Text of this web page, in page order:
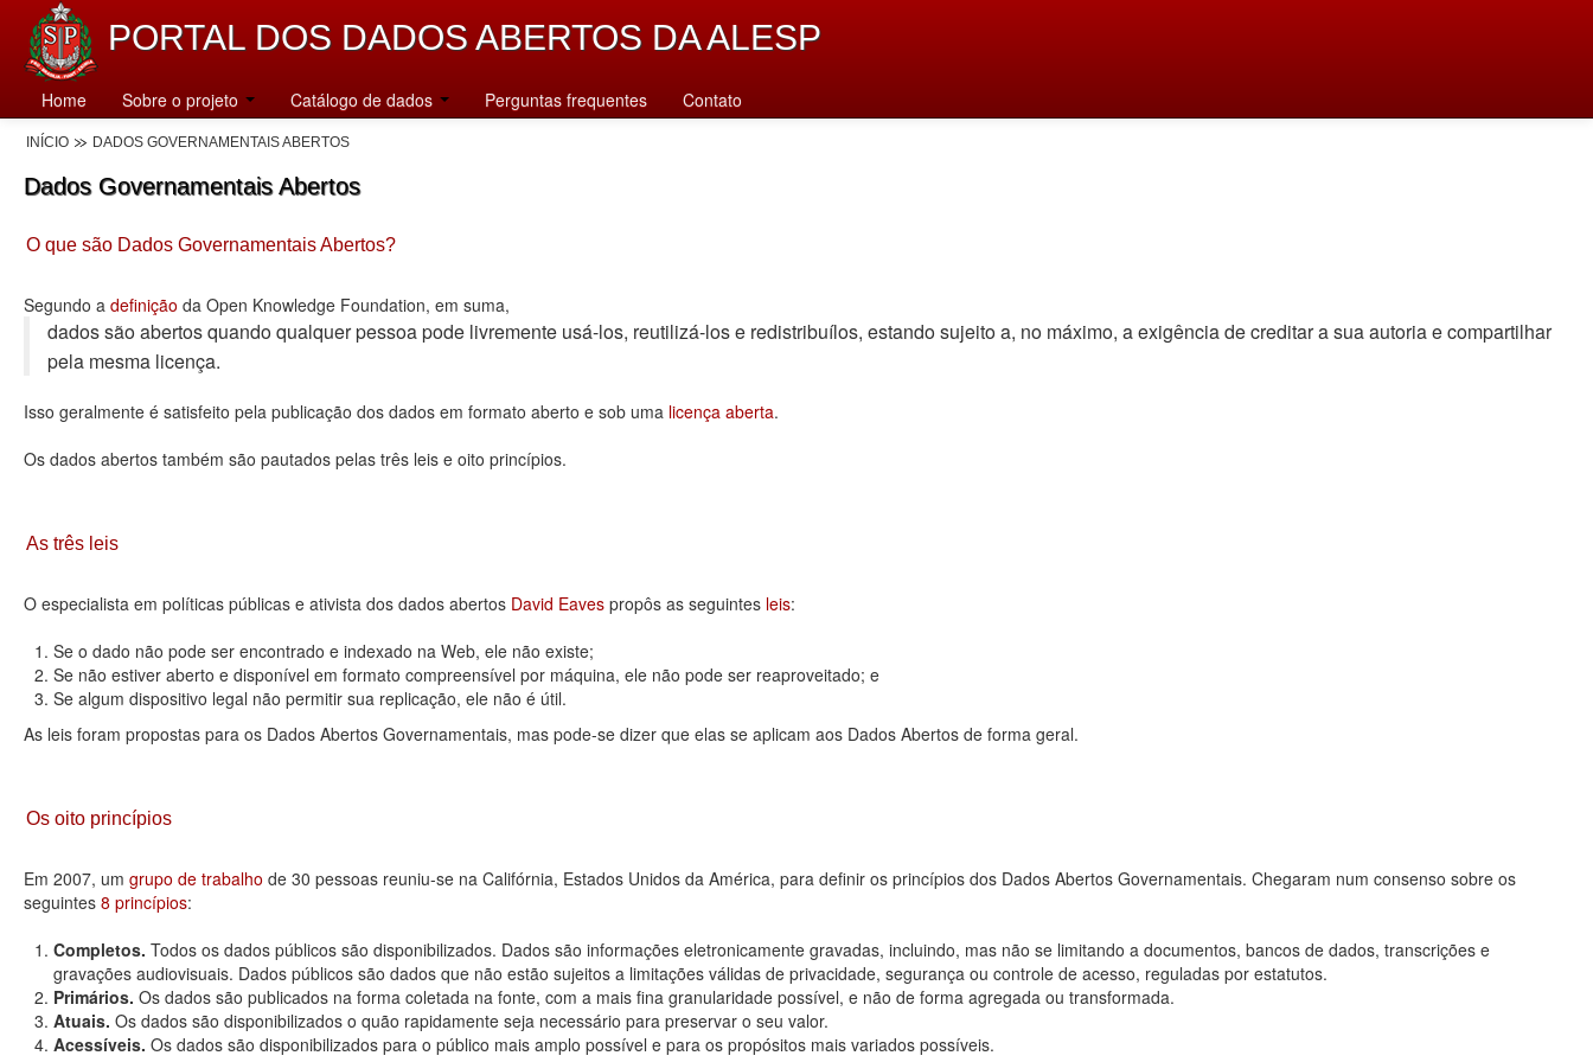
PORTAL DOS DADOS ABERTOS DA ALESP
Home Sobre o projeto Catálogo de dados Perguntas frequentes Contato
INÍCIO DADOS GOVERNAMENTAIS ABERTOS
Dados Governamentais Abertos
O que são Dados Governamentais Abertos?
Segundo a definição da Open Knowledge Foundation, em suma,
dados são abertos quando qualquer pessoa pode livremente usá-los, reutilizá-los e redistribuí­los, estando sujeito a, no máximo, a exigência de creditar a sua autoria e compartilhar
pela mesma licença.
Isso geralmente é satisfeito pela publicação dos dados em formato aberto e sob uma licença aberta.
Os dados abertos também são pautados pelas três leis e oito princípios.
As três leis
O especialista em políticas públicas e ativista dos dados abertos David Eaves propôs as seguintes leis:
Se o dado não pode ser encontrado e indexado na Web, ele não existe;
Se não estiver aberto e disponível em formato compreensível por máquina, ele não pode ser reaproveitado; e
Se algum dispositivo legal não permitir sua replicação, ele não é útil.
As leis foram propostas para os Dados Abertos Governamentais, mas pode-se dizer que elas se aplicam aos Dados Abertos de forma geral.
Os oito princípios
Em 2007, um grupo de trabalho de 30 pessoas reuniu-se na Califórnia, Estados Unidos da América, para definir os princípios dos Dados Abertos Governamentais. Chegaram num consenso sobre os
seguintes 8 princípios:
Completos. Todos os dados públicos são disponibilizados. Dados são informações eletronicamente gravadas, incluindo, mas não se limitando a documentos, bancos de dados, transcrições e
gravações audiovisuais. Dados públicos são dados que não estão sujeitos a limitações válidas de privacidade, segurança ou controle de acesso, reguladas por estatutos.
Primários. Os dados são publicados na forma coletada na fonte, com a mais fina granularidade possível, e não de forma agregada ou transformada.
Atuais. Os dados são disponibilizados o quão rapidamente seja necessário para preservar o seu valor.
Acessíveis. Os dados são disponibilizados para o público mais amplo possível e para os propósitos mais variados possíveis.